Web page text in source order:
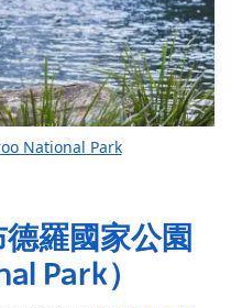
National Park
德羅國家公園
Park）